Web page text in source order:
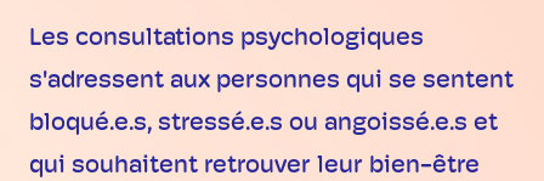
Les consultations psychologiques
s'adressent aux personnes qui se sentent
bloqué.e.s, stressé.e.s ou angoissé.e.s et
qui souhaitent retrouver leur bien-être